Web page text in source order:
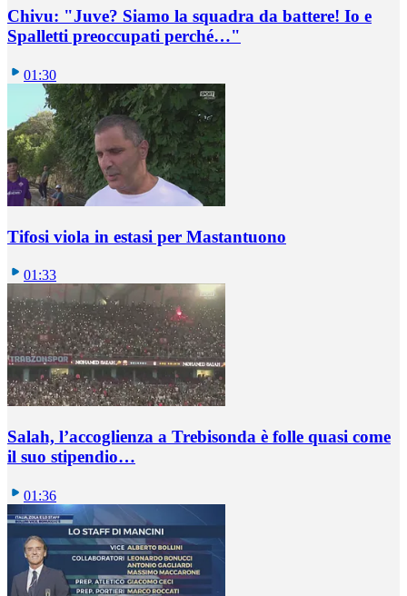
Chivu: "Juve? Siamo la squadra da battere! Io e
Spalletti preoccupati perché…"
01:30
Tifosi viola in estasi per Mastantuono
01:33
Salah, l’accoglienza a Trebisonda è folle quasi come
il suo stipendio…
01:36